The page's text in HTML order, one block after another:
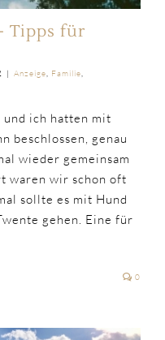
Tipps für
| Anzeige, Familie,
und ich hatten mit
beschlossen, genau
wieder gemeinsam
waren wir schon oft
sollte es mit Hund
gehen. Eine für
0